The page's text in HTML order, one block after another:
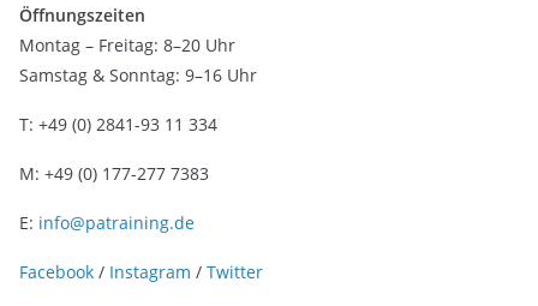
Öffnungszeiten
Montag – Freitag: 8–20 Uhr
Samstag & Sonntag: 9–16 Uhr
T: +49 (0) 2841-93 11 334
M: +49 (0) 177-277 7383
E: info@patraining.de
Facebook / Instagram / Twitter